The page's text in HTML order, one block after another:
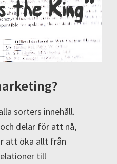
sorters innehåll.
delar för att nå,
att öka allt från
till